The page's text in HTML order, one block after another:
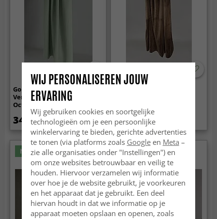
Gordijnen -
Verduisteringsgordijnen
Octavia (groente)
34.99 € 39.99 €
Nieuw
WIJ PERSONALISEREN JOUW
ERVARING
Wij gebruiken cookies en soortgelijke
technologieën om je een persoonlijke
winkelervaring te bieden, gerichte advertenties
te tonen (via platforms zoals Googleen Meta –
zie alle organisaties onder "Instellingen") en
om onze websites betrouwbaar en veilig te
houden. Hiervoor verzamelen wij informatie
over hoe je de website gebruikt, je voorkeuren
en het apparaat dat je gebruikt. Een deel
hiervan houdt in dat we informatie op je
apparaat moeten opslaan en openen, zoals